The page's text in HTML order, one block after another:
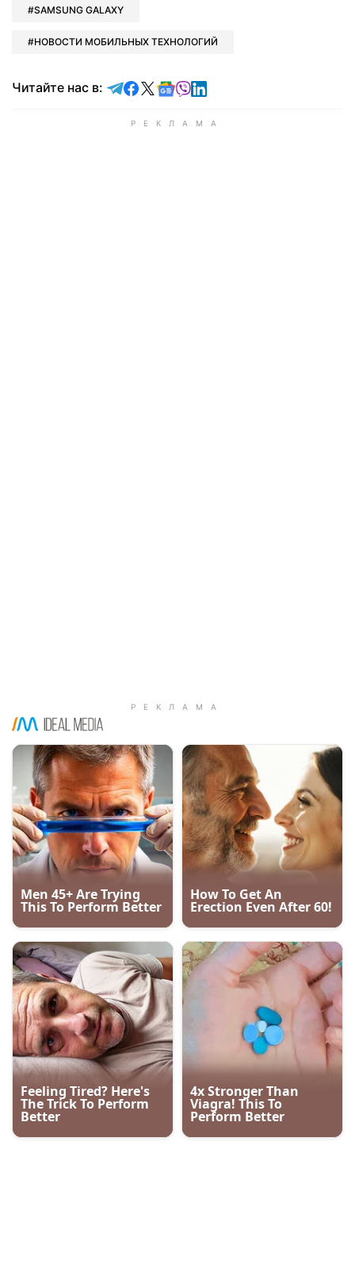
SAMSUNG GALAXY
НОВОСТИ МОБИЛЬНЫХ ТЕХНОЛОГИЙ
Читайте нас в: Читайте в Telegram
Читайте в Facebook
Читайте в X
Читайте в Google news
Читайте в Viber
Читайте в LinkedIn